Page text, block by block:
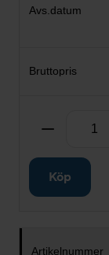
Ta bort
Köp